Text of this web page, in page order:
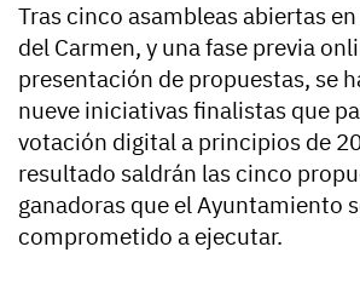
Tras cinco asambleas abiertas
del Carmen, y una fase previa
presentación de propuestas, se
nueve iniciativas finalistas que
votación digital a principios de
resultado saldrán las cinco
ganadoras que el Ayuntamiento
comprometido a ejecutar.